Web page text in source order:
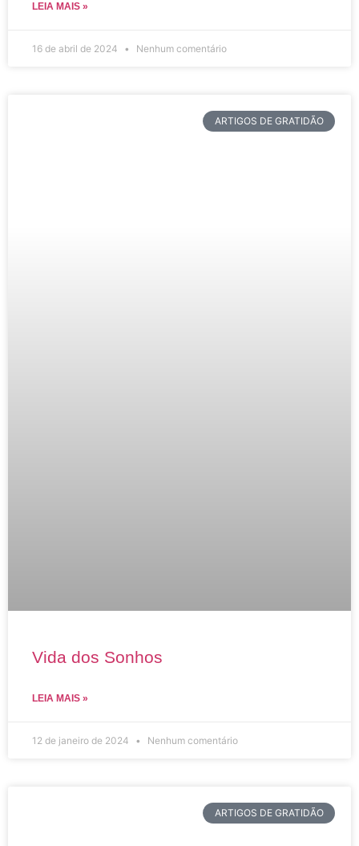
LEIA MAIS »
16 de abril de 2024 Nenhum comentário
ARTIGOS DE GRATIDÃO
Vida dos Sonhos
LEIA MAIS »
12 de janeiro de 2024 Nenhum comentário
ARTIGOS DE GRATIDÃO